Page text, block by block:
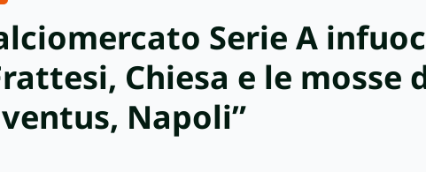
Serie A
Chiesa e le mosse
Napoli”